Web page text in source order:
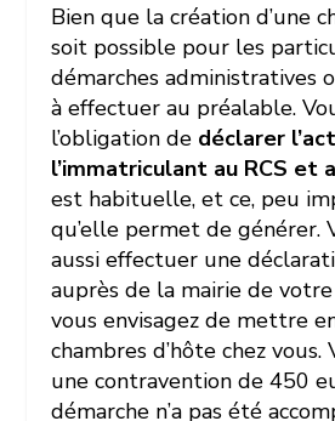
Bien que la création d’une
soit possible pour les
démarches administratives
à effectuer au préalable.
l’obligation de déclarer
l’immatriculant au RCS et
est habituelle, et ce, peu
qu’elle permet de générer.
aussi effectuer une
auprès de la mairie de
vous envisagez de mettre
chambres d’hôte chez vous.
une contravention de 450
démarche n’a pas été